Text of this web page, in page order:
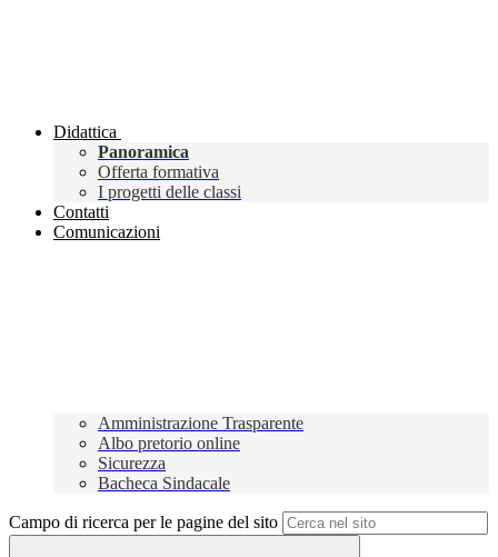
Didattica
Panoramica
Offerta formativa
I progetti delle classi
Contatti
Comunicazioni
Amministrazione Trasparente
Albo pretorio online
Sicurezza
Bacheca Sindacale
Campo di ricerca per le pagine del sito